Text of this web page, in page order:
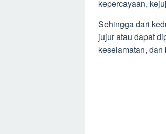
kepercayaan,
Sehingga dari
jujur atau dapat
keselamatan, dan